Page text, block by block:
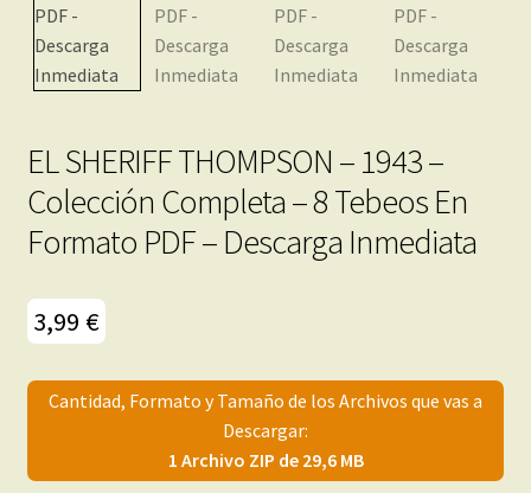
hijo
Mi cuenta
EL SHERIFF THOMPSON – 1943 –
Colección Completa – 8 Tebeos En
Formato PDF – Descarga Inmediata
3,99 €
Cantidad, Formato y Tamaño de los Archivos que vas a
Descargar:
1 Archivo ZIP de 29,6 MB